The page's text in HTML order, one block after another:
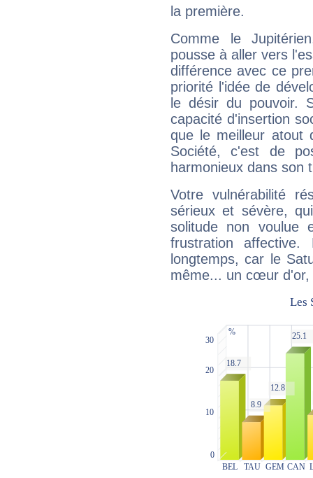
la première.
Comme le
pousse à aller vers
différence avec ce
priorité l'idée de
le désir du pouvoir.
capacité d'insertion
que le meilleur atout
Société, c'est de
harmonieux dans son
Votre vulnérabilité
sérieux et sévère,
solitude non voulue
frustration
longtemps, car le
même... un cœur d'or,